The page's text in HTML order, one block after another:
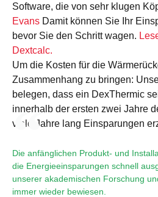
Software, die von sehr klugen
Evans Damit können Sie Ihr
bevor Sie den Schritt wagen.
Dextcalc.
Um die Kosten für die
Zusammenhang zu bringen:
belegen, dass ein DexThermic
innerhalb der ersten zwei Jahre
viele Jahre lang Einsparungen
Die anfänglichen Produkt- und
die Energieeinsparungen schnell
unserer akademischen Forschung
immer wieder bewiesen.